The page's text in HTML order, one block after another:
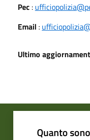
Pec :
Email :
Ultimo
Quanto